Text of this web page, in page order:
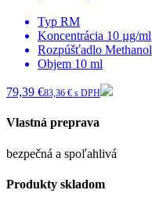
Typ RM
Koncentrácia 10 µg/ml
Rozpúšťadlo Methanol
Objem 10 ml
79,39 €83,36 € s DPH
Vlastná preprava
bezpečná a spoľahlivá
Produkty skladom